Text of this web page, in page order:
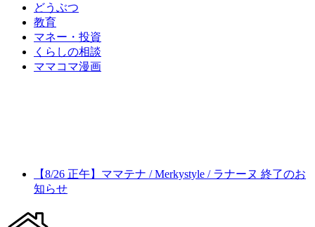
どうぶつ
教育
マネー・投資
くらしの相談
ママコマ漫画
【8/26 正午】ママテナ / Merkystyle / ラナーヌ 終了のお
知らせ